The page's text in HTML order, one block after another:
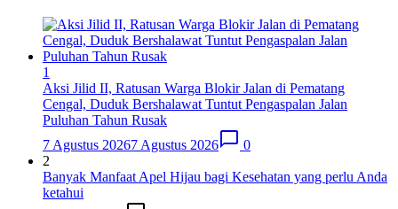
1
Aksi Jilid II, Ratusan Warga Blokir Jalan di Pematang
Cengal, Duduk Bershalawat Tuntut Pengaspalan Jalan
Puluhan Tahun Rusak
7 Agustus 20267 Agustus 2026
0
2
Banyak Manfaat Apel Hijau bagi Kesehatan yang perlu Anda
ketahui